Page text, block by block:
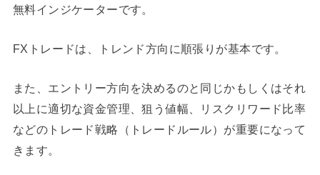
無料インジケーターです。
FXトレードは、トレンド方向に順張りが基本です。
また、エントリー方向を決めるのと同じかもしくはそれ
以上に適切な資金管理、狙う値幅、リスクリワード比率
などのトレード戦略（トレードルール）が重要になって
きます。